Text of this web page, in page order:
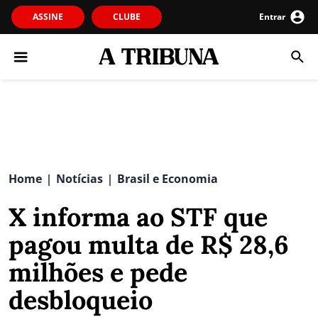
ASSINE CLUBE Entrar
Home | Notícias | Brasil e Economia
X informa ao STF que
pagou multa de R$ 28,6
milhões e pede
desbloqueio